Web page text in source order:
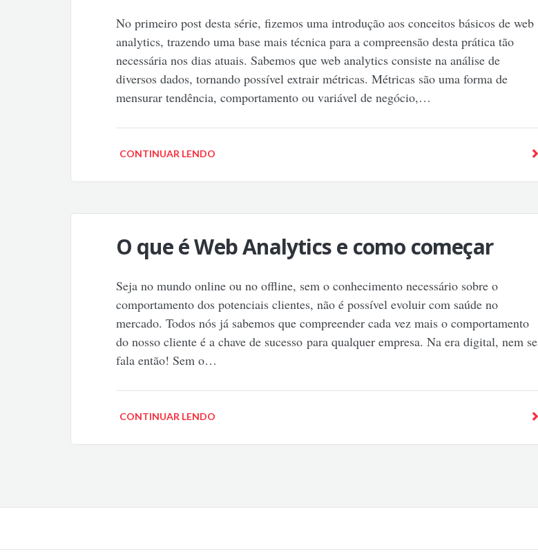
No primeiro post desta série, fizemos uma introdução aos conceitos básicos de web
analytics, trazendo uma base mais técnica para a compreensão desta prática tão
necessária nos dias atuais. Sabemos que web analytics consiste na análise de
diversos dados, tornando possível extrair métricas. Métricas são uma forma de
mensurar tendência, comportamento ou variável de negócio,…
CONTINUAR LENDO
O que é Web Analytics e como começar
Seja no mundo online ou no offline, sem o conhecimento necessário sobre o
comportamento dos potenciais clientes, não é possível evoluir com saúde no
mercado. Todos nós já sabemos que compreender cada vez mais o comportamento
do nosso cliente é a chave de sucesso para qualquer empresa. Na era digital, nem se
fala então! Sem o…
CONTINUAR LENDO